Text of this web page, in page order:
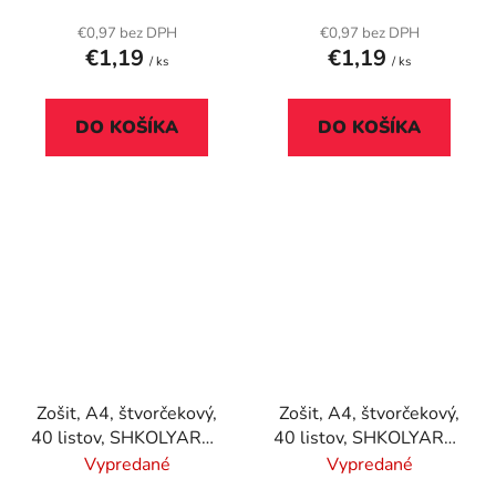
€0,97 bez DPH
€1,19 / ks
DO KOŠÍKA
€0,97 bez DPH
€1,19 / ks
DO KOŠÍKA
Zošit, A4, štvorčekový,
40 listov, SHKOLYARYK
"Ambitions", mix
Vypredané
Zošit, A4, štvorčekový,
40 listov, SHKOLYARYK
"In Real Life", mix
Vypredané